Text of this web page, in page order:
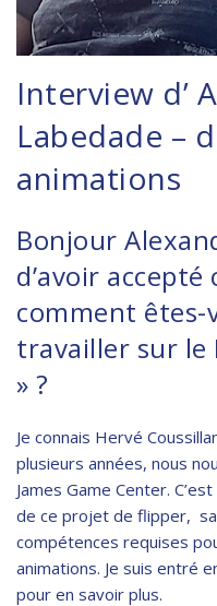
Interview d’
Labedade –
animations
Bonjour
d’avoir
comment êtes-
travailler sur le
» ?
Je connais Hervé
plusieurs années, nous
James Game Center.
de ce projet de flipper,
compétences requises
animations. Je suis entré
pour en savoir plus.